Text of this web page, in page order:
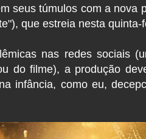
seus túmulos com a nova
que estreia nesta
nas redes sociais
do filme), a produção
infância, como eu,